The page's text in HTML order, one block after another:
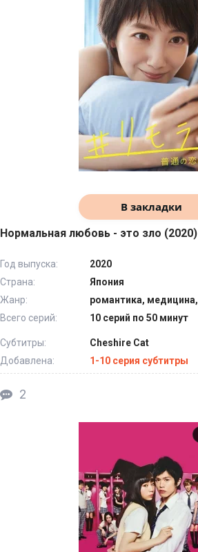
В закладки
Нормальная любовь - это зло (2020)
Год выпуска:
2020
Страна:
Япония
Жанр:
романтика,
Всего серий:
10 серий по 50 минут
Субтитры:
Cheshire Cat
Добавлена:
1-10 серия субтитры
2